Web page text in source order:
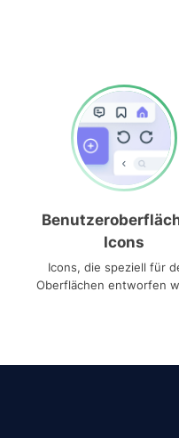
Icons
Icons, die speziell für
Oberflächen entworfen